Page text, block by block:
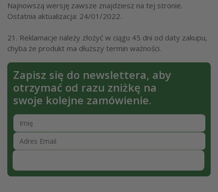
Najnowszą wersję zawsze znajdziesz na tej stronie.
Ostatnia aktualizacja: 24/01/2022.
21. Reklamacje należy złożyć w ciągu 45 dni od daty zakupu,
chyba że produkt ma dłuższy termin ważności.
Zapisz się do newslettera, aby
otrzymać od razu zniżkę na
swoje kolejne zamówienie.